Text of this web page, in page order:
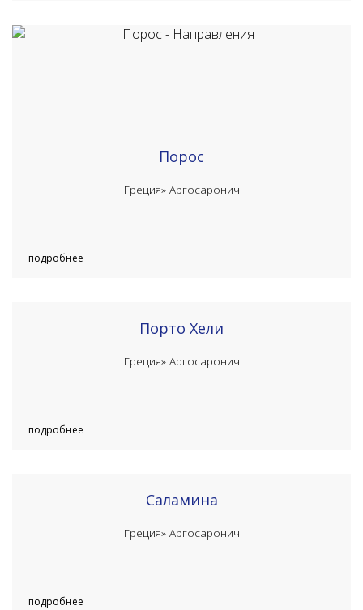
Порос
Греция»Аргосаронич
подробнее
Порто Хели
Греция»Аргосаронич
подробнее
Саламина
Греция»Аргосаронич
подробнее